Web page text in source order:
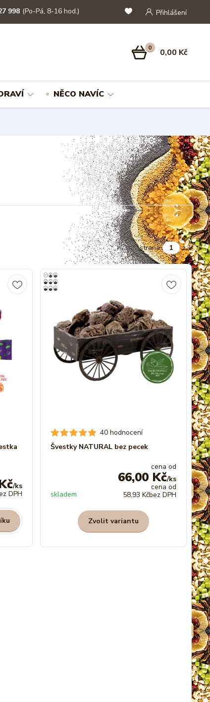
Přihlášení
998 (Po-Pá, 8-16 hod.)
0 0,00 Kč
NĚCO NAVÍC
strana z 1
/ks
DPH
40 hodnocení
Švestky NATURAL bez pecek
cena od
66,00 Kč/ks
cena od
58,93 Kčbez DPH
skladem
Zvolit variantu